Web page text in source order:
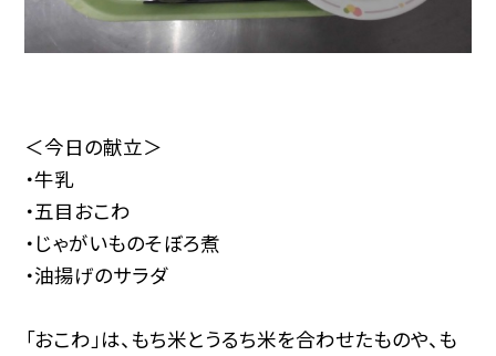
＜今日の献立＞
・牛乳
・五目おこわ
・じゃがいものそぼろ煮
・油揚げのサラダ
「おこわ」は、もち米とうるち米を合わせたものや、も